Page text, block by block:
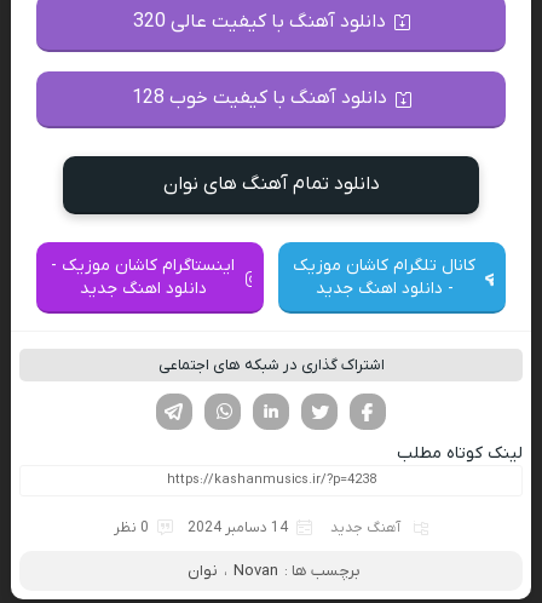
دانلود آهنگ با کیفیت عالی 320
دانلود آهنگ با کیفیت خوب 128
دانلود تمام آهنگ های نوان
کانال تلگرام کاشان موزیک
- دانلود اهنگ جدید
اینستاگرام کاشان موزیک -
دانلود اهنگ جدید
اشتراک گذاری در شبکه های اجتماعی
لینکدین تویتر
فیسوک
لینک کوتاه مطلب
آهنگ جدید 14 دسامبر 2024 0 نظر
برچسب ها : Novan ، نوان